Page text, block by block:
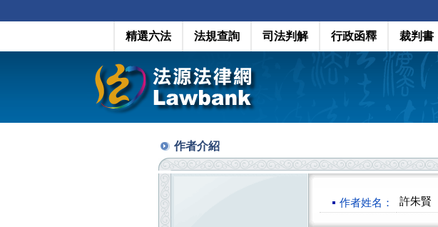
精選六法 法規查詢 司法判解 行政函釋 裁判書
作者介紹
作者姓名： 許朱賢